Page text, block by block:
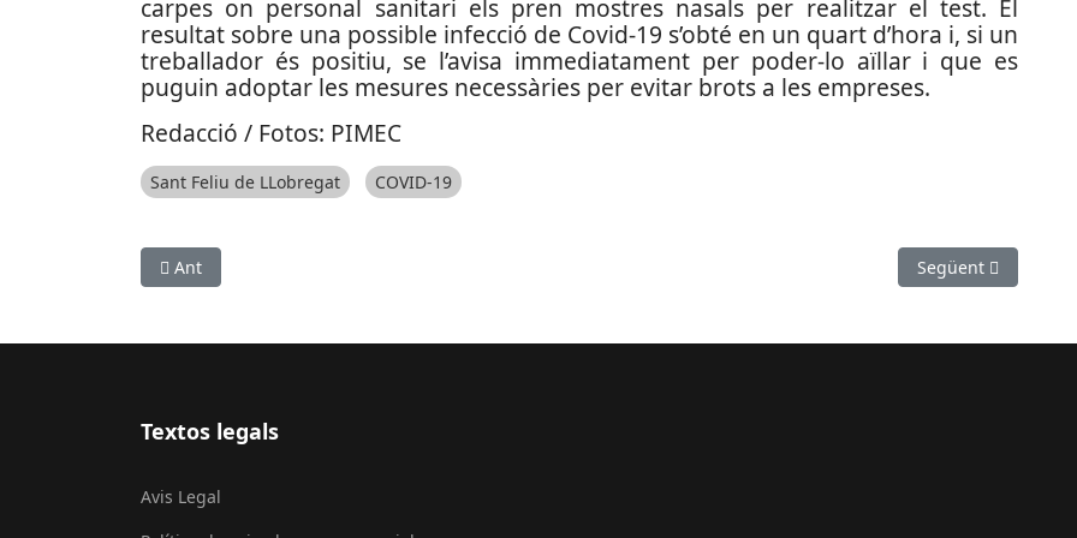
carpes on personal sanitari els pren mostres nasals per realitzar el test. El
resultat sobre una possible infecció de Covid-19 s’obté en un quart d’hora i, si un
treballador és positiu, se l’avisa immediatament per poder-lo aïllar i que es
puguin adoptar les mesures necessàries per evitar brots a les empreses.
Redacció / Fotos: PIMEC
Sant Feliu de LLobregat COVID-19
Article anterior: Mascaretes transparents per al professorat de les escoles de Gavà
Ant Article següent:
Següent
Textos legals
Avis Legal